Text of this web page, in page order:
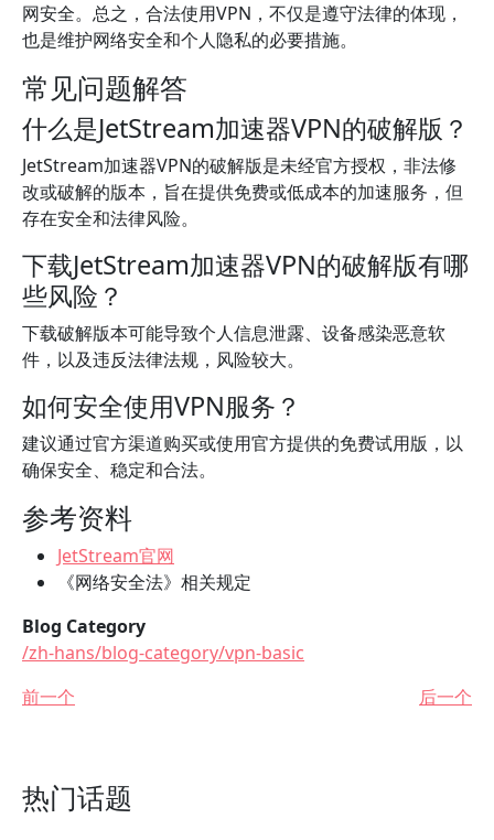
网安全。总之，合法使用VPN，不仅是遵守法律的体现，
也是维护网络安全和个人隐私的必要措施。
常见问题解答
什么是JetStream加速器VPN的破解版？
JetStream加速器VPN的破解版是未经官方授权，非法修
改或破解的版本，旨在提供免费或低成本的加速服务，但
存在安全和法律风险。
下载JetStream加速器VPN的破解版有哪
些风险？
下载破解版本可能导致个人信息泄露、设备感染恶意软
件，以及违反法律法规，风险较大。
如何安全使用VPN服务？
建议通过官方渠道购买或使用官方提供的免费试用版，以
确保安全、稳定和合法。
参考资料
JetStream官网
《网络安全法》相关规定
Blog Category
/zh-hans/blog-category/vpn-basic
前一个
后一个
热门话题